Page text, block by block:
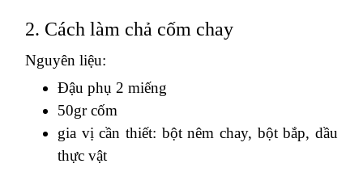
2. Cách làm chả cốm chay
Nguyên liệu:
Đậu phụ 2 miếng
50gr cốm
gia vị cần thiết: bột nêm chay, bột bắp, dầu
thực vật